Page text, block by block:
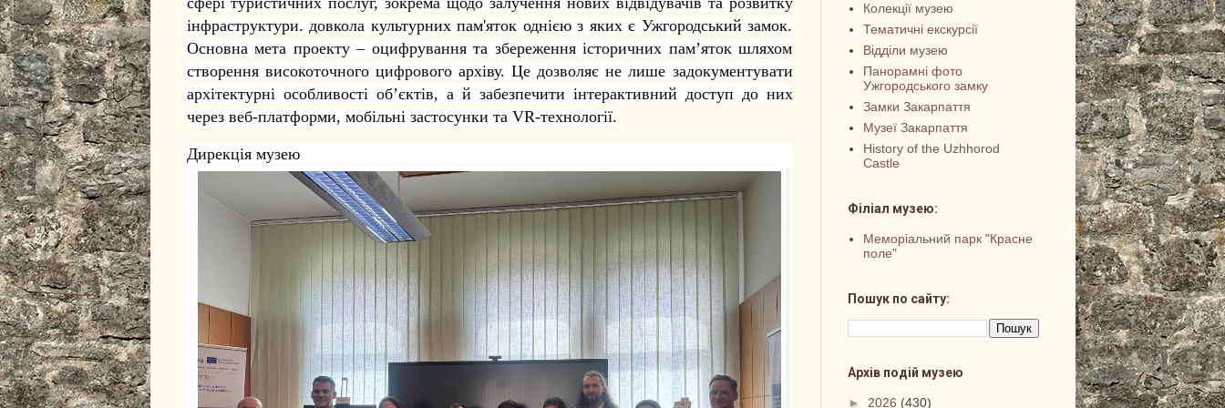
інфраструктури. довкола культурних пам'яток однією з яких є Ужгородський замок.
Основна мета проекту – оцифрування та збереження історичних пам’яток шляхом
створення високоточного цифрового архіву. Це дозволяє не лише задокументувати
архітектурні особливості об’єктів, а й забезпечити інтерактивний доступ до них
через веб-платформи, мобільні застосунки та VR-технології.
Дирекція музею
Колекції музею
Тематичні екскурсії
Відділи музею
Панорамні фото
Ужгородського замку
Замки Закарпаття
Музеї Закарпаття
History of the Uzhhorod
Castle
Філіал музею:
Меморіальний парк "Красне
поле"
Пошук по сайту:
Архів подій музею
► 2026 (430)